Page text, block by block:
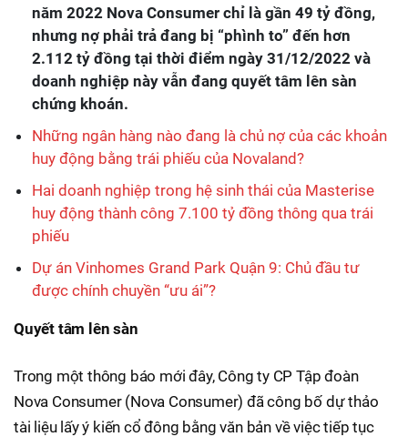
năm 2022 Nova Consumer chỉ là gần 49 tỷ đồng,
nhưng nợ phải trả đang bị “phình to” đến hơn
2.112 tỷ đồng tại thời điểm ngày 31/12/2022 và
doanh nghiệp này vẫn đang quyết tâm lên sàn
chứng khoán.
Những ngân hàng nào đang là chủ nợ của các khoản
huy động bằng trái phiếu của Novaland?
Hai doanh nghiệp trong hệ sinh thái của Masterise
huy động thành công 7.100 tỷ đồng thông qua trái
phiếu
Dự án Vinhomes Grand Park Quận 9: Chủ đầu tư
được chính chuyền “ưu ái”?
Quyết tâm lên sàn
Trong một thông báo mới đây, Công ty CP Tập đoàn
Nova Consumer (Nova Consumer) đã công bố dự thảo
tài liệu lấy ý kiến cổ đông bằng văn bản về việc tiếp tục